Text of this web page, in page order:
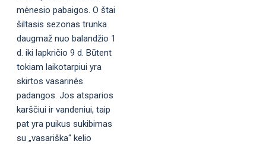
mėnesio pabaigos. O štai
šiltasis sezonas trunka
daugmaž nuo balandžio 1
d. iki lapkričio 9 d. Būtent
tokiam laikotarpiui yra
skirtos vasarinės
padangos. Jos atsparios
karščiui ir vandeniui, taip
pat yra puikus sukibimas
su „vasariška“ kelio